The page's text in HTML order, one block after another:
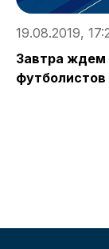
19.08.2019,
Завтра ждем
футболистов